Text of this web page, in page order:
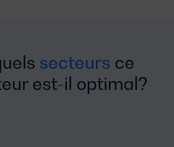
secteurs ce
est-il optimal?